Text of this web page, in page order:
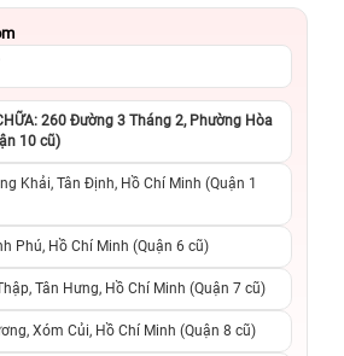
260 Đường 3 Tháng 2, Phường Hòa
10 cũ)
Khải, Tân Định, Hồ Chí Minh (Quận 1
Phú, Hồ Chí Minh (Quận 6 cũ)
Tân Hưng, Hồ Chí Minh (Quận 7 cũ)
Xóm Củi, Hồ Chí Minh (Quận 8 cũ)